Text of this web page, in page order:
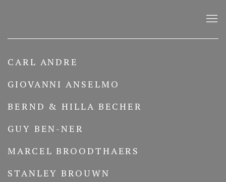
CARL ANDRE
GIOVANNI ANSELMO
BERND & HILLA BECHER
GUY BEN-NER
MARCEL BROODTHAERS
STANLEY BROUWN